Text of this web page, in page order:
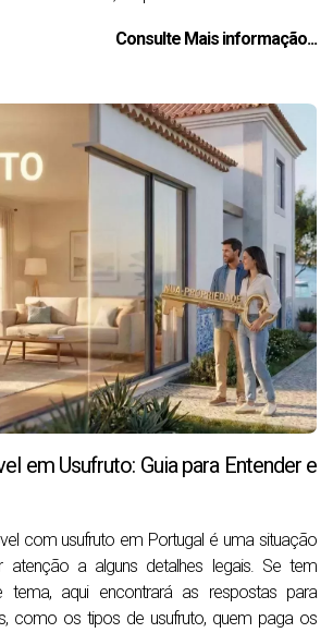
Consulte Mais informação...
em Usufruto: Guia para Entender e
com usufruto em Portugal é uma situação
atenção a alguns detalhes legais. Se tem
tema, aqui encontrará as respostas para
como os tipos de usufruto, quem paga os